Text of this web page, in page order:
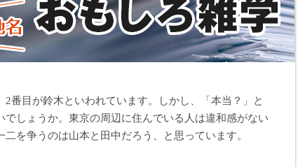
2番目が鈴木といわれています。しかし、「本当？」と
でしょうか。東京の周辺に住んでいる人は違和感がない
を争うのは山本と田中だろう、と思っています。